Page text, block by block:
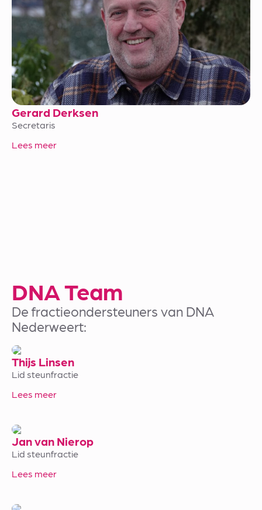
Gerard Derksen
Secretaris
Lees meer
DNA Team
De fractieondersteuners van DNA
Nederweert:
Thijs Linsen
Lid steunfractie
Lees meer
Jan van Nierop
Lid steunfractie
Lees meer